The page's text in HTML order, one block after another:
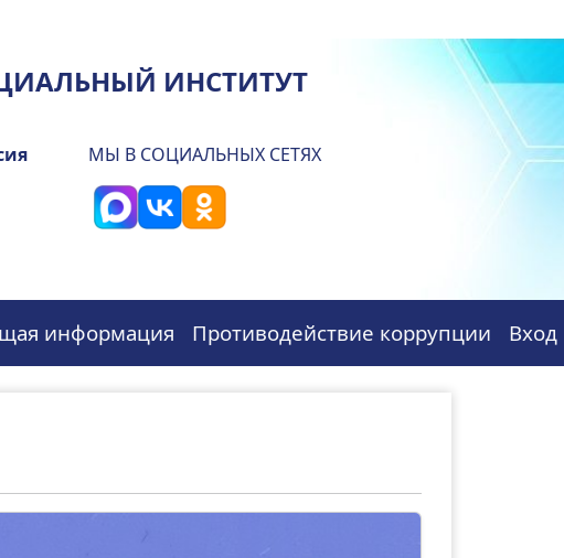
ИНСТИТУТ
МЫ В СОЦИАЛЬНЫХ СЕТЯХ
информация Противодействие коррупции Вход